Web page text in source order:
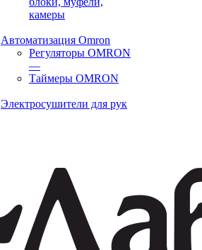
камеры
Автоматизация Omron
Регуляторы OMRON
—
Таймеры OMRON
Электросушители для рук